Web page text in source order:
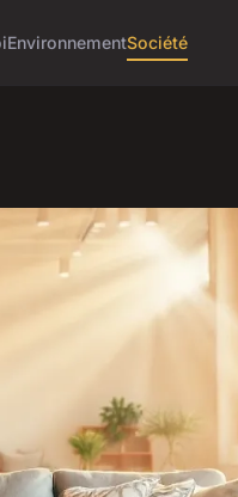
EnvironnementSociété